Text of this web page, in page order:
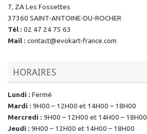
7, ZA Les Fossettes
37360 SAINT-ANTOINE-DU-ROCHER
Tél : 02 47 24 75 63
Mail : contact@evokart-france.com
HORAIRES
Lundi : Fermé
Mardi : 9H00 – 12H00 et 14H00 – 18H00
Mercredi : 9H00 – 12H00 et 14H00 – 18H00
Jeudi : 9H00 – 12H00 et 14H00 – 18H00